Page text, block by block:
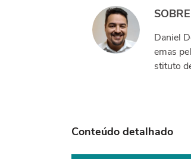
Daniel
emas
stituto
Conteúdo detalhado